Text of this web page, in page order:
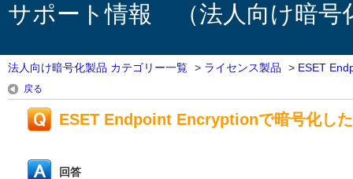
サポート情報 （法人向け暗号
法人向け暗号化製品 カテゴリー一覧 > ライセンス製品 > ESET
戻る
ESET Endpoint Encryptionで暗号化し
回答